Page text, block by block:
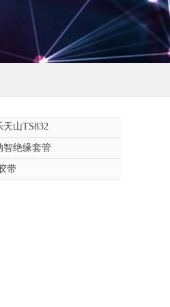
天山TS832
智绝缘套管
带